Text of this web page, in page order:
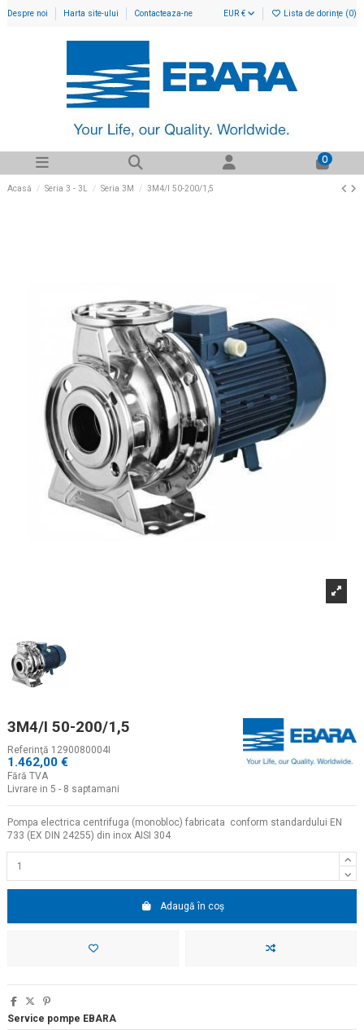
Despre noi Harta site-ului Contacteaza-ne EUR € Lista de dorințe (0)
0
Acasă Seria 3 - 3L Seria 3M 3M4/I 50-200/1,5
3M4/I 50-200/1,5
Referinţă 1290080004I
1.462,00 €
Fără TVA
Livrare in 5 - 8 saptamani
Pompa electrica centrifuga (monobloc) fabricata conform standardului EN
733 (EX DIN 24255) din inox AISI 304
Adaugă în coș
Service pompe EBARA